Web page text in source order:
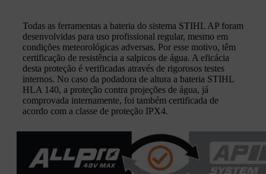
Todas as ferramentas a bateria do sistema STIHL AP foram
desenvolvidas para uso profissional regular, mesmo em
condições meteorológicas adversas. Por esse motivo, têm
certificação de resistência a salpicos de água. A eficácia
desta proteção é verificadas através de rigorosos testes
internos. No caso da podadora de altura a bateria STIHL
HLA 140, a proteção contra projeções de água, já
comprovada internamente, foi também certificada de
acordo com a classe de proteção IPX4.